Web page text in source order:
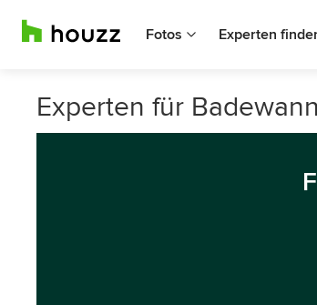
Fotos Experten
Experten für